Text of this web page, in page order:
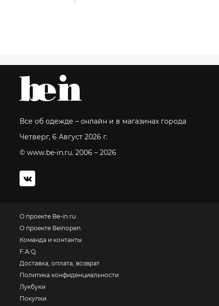
Все об одежде – онлайн и в магазинах города
Четверг, 6 Август 2026 г.
© www.be-in.ru. 2006 – 2026
О проекте Be-in.ru
О проекте Beinopen
Команда и контакты
F.A.Q.
Доставка, оплата, возврат
Политика конфиденциальности
Лукбуки
Покупки